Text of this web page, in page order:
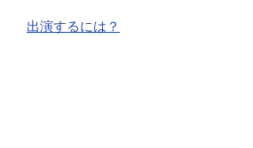
出演するには？